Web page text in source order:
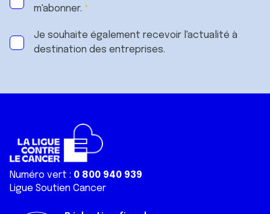
m'abonner.
Je souhaite également recevoir l'actualité à
destination des entreprises.
Numéro vert : 0 800 940 939
Ligue Soutien Cancer